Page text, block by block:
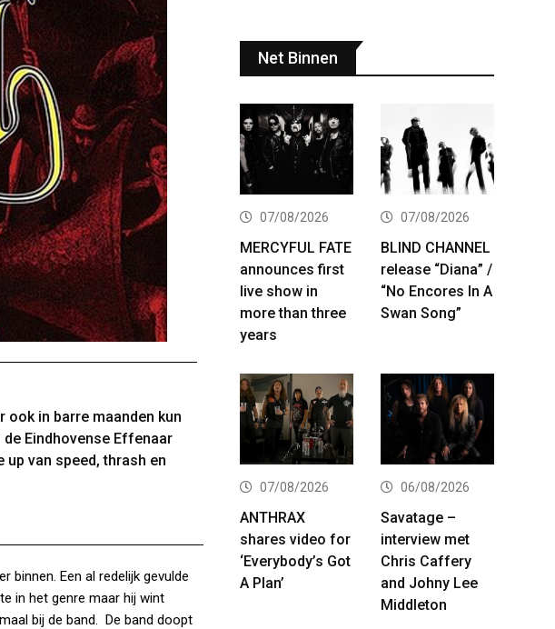
ook in barre maanden kun
Eindhovense Effenaar
up van speed, thrash en
binnen. Een al redelijk gevulde
in het genre maar hij wint
bij de band. De band doopt
Net Binnen
07/08/2026
MERCYFUL FATE
announces first
live show in
more than three
years
07/08/2026
BLIND CHANNEL
release “Diana” /
“No Encores In A
Swan Song”
07/08/2026
ANTHRAX
shares video for
‘Everybody’s Got
A Plan’
06/08/2026
Savatage –
interview met
Chris Caffery
and Johny Lee
Middleton